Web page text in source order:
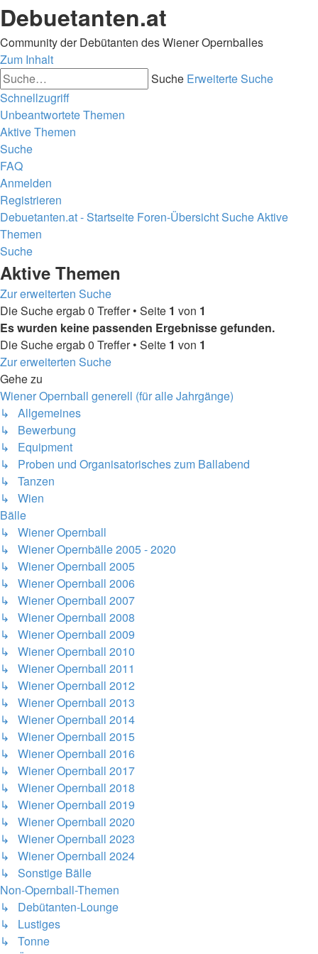
Debuetanten.at
Community der Debütanten des Wiener Opernballes
Zum Inhalt
Suche Erweiterte Suche
Schnellzugriff
Unbeantwortete Themen
Aktive Themen
Suche
FAQ
Anmelden
Registrieren
Debuetanten.at - Startseite Foren-ÜbersichtSucheAktive
Themen
Suche
Aktive Themen
Zur erweiterten Suche
Die Suche ergab 0 Treffer • Seite 1 von 1
Es wurden keine passenden Ergebnisse gefunden.
Die Suche ergab 0 Treffer • Seite 1 von 1
Zur erweiterten Suche
Gehe zu
Wiener Opernball generell (für alle Jahrgänge)
↳ Allgemeines
↳ Bewerbung
↳ Equipment
↳ Proben und Organisatorisches zum Ballabend
↳ Tanzen
↳ Wien
Bälle
↳ Wiener Opernball
↳ Wiener Opernbälle 2005 - 2020
↳ Wiener Opernball 2005
↳ Wiener Opernball 2006
↳ Wiener Opernball 2007
↳ Wiener Opernball 2008
↳ Wiener Opernball 2009
↳ Wiener Opernball 2010
↳ Wiener Opernball 2011
↳ Wiener Opernball 2012
↳ Wiener Opernball 2013
↳ Wiener Opernball 2014
↳ Wiener Opernball 2015
↳ Wiener Opernball 2016
↳ Wiener Opernball 2017
↳ Wiener Opernball 2018
↳ Wiener Opernball 2019
↳ Wiener Opernball 2020
↳ Wiener Opernball 2023
↳ Wiener Opernball 2024
↳ Sonstige Bälle
Non-Opernball-Themen
↳ Debütanten-Lounge
↳ Lustiges
↳ Tonne